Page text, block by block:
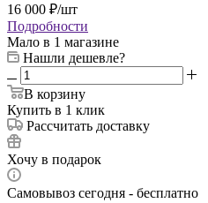
16 000 ₽/шт
Подробности
Мало в 1 магазине
Нашли дешевле?
В корзину
Купить в 1 клик
Рассчитать доставку
Хочу в подарок
Самовывоз сегодня - бесплатно